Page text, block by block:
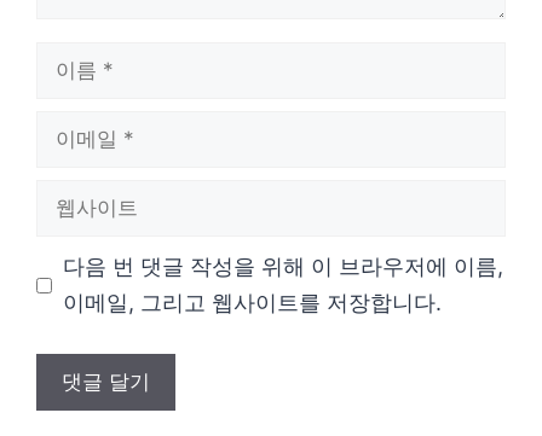
다음 번 댓글 작성을 위해 이 브라우저에 이름,
이메일, 그리고 웹사이트를 저장합니다.